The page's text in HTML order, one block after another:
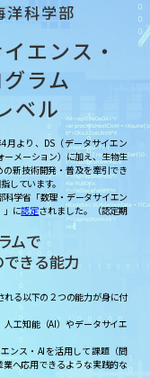
洋科学部
エンス・
ラム
ベル
より、DS（データサイエン
ーメーション）に加え、生物生
新技術開発・普及を牽引でき
しています。
学省「数理・データサイエン
」に認定されました。（認定期
ムで
きる能⼒
る以下の２つの能力が身に付
工知能（AI）やデータサイエ
ンス・AIを活用して課題（問
へ応用できるような実践的な